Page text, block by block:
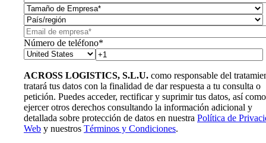
Número de teléfono*
ACROSS LOGISTICS, S.L.U. como responsable del
tratará tus datos con la finalidad de dar respuesta a tu consulta o
petición. Puedes acceder, rectificar y suprimir tus datos, así como
ejercer otros derechos consultando la información adicional y
detallada sobre protección de datos en nuestra Política de
Web y nuestros Términos y Condiciones.